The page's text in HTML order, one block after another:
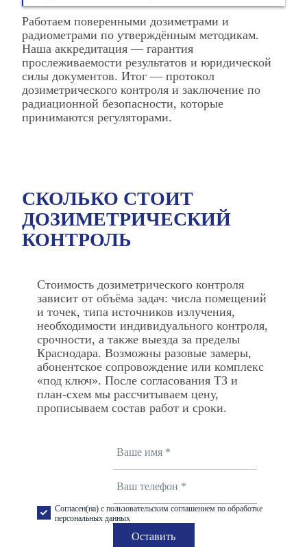
Работаем поверенными дозиметрами и
радиометрами по утверждённым методикам.
Наша аккредитация — гарантия
прослеживаемости результатов и юридической
силы документов. Итог — протокол
дозиметрического контроля и заключение по
радиационной безопасности, которые
принимаются регуляторами.
СКОЛЬКО СТОИТ
ДОЗИМЕТРИЧЕСКИЙ
КОНТРОЛЬ
Стоимость дозиметрического контроля
зависит от объёма задач: числа помещений
и точек, типа источников излучения,
необходимости индивидуального контроля,
срочности, а также выезда за пределы
Краснодара. Возможны разовые замеры,
абонентское сопровождение или комплекс
«под ключ». После согласования ТЗ и
план‑схем мы рассчитываем цену,
прописываем состав работ и сроки.
Согласен(на) с пользовательским соглашением по обработке
персональных данных
Оставить